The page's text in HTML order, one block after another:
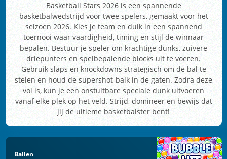
Basketball Stars 2026 is een spannende
basketbalwedstrijd voor twee spelers, gemaakt voor het
seizoen 2026. Kies je team en duik in een spannend
toernooi waar vaardigheid, timing en stijl de winnaar
bepalen. Bestuur je speler om krachtige dunks, zuivere
driepunters en spelbepalende blocks uit te voeren.
Gebruik slaps en knockdowns strategisch om de bal te
stelen en houd de supershot-balk in de gaten. Zodra deze
vol is, kun je een onstuitbare speciale dunk uitvoeren
vanaf elke plek op het veld. Strijd, domineer en bewijs dat
jij de ultieme basketbalster bent!
Ballen